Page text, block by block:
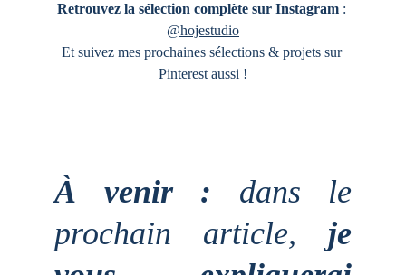
Retrouvez la sélection complète sur Instagram :
@hojestudio
Et suivez mes prochaines sélections & projets sur
Pinterest aussi !
À venir :
dans le
prochain article, je